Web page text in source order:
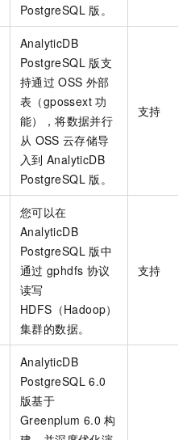
PostgreSQL 版。
AnalyticDB
PostgreSQL 版支
持通过 OSS 外部
表（gpossext 功
能），将数据并行
从 OSS 云存储导
入到 AnalyticDB
PostgreSQL 版。
支持
您可以在
AnalyticDB
PostgreSQL 版中
通过 gphdfs 协议
读写
HDFS（Hadoop）
集群的数据。
支持
AnalyticDB
PostgreSQL 6.0
版基于
Greenplum 6.0 构